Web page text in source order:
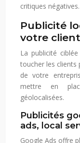
critiques négatives.
Publicité
votre
La publicité
toucher les
de votre
mettre en
géolocalisées.
Publicités
ads, local
Google Ads offre